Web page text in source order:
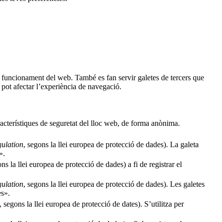
del web. També es fan servir galetes de tercers que
afectar l’experiència de navegació.
de seguretat del lloc web, de forma anònima.
, segons la llei europea de protecció de dades). La galeta
la llei europea de protecció de dades) a fi de registrar el
, segons la llei europea de protecció de dades). Les galetes
, segons la llei europea de protecció de dates). S’utilitza per